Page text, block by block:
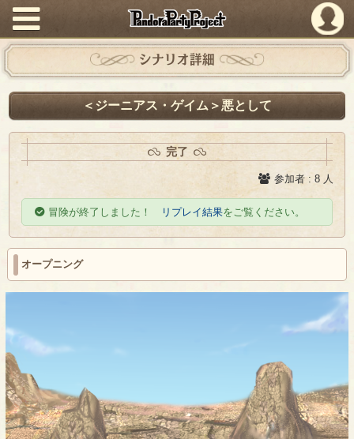
PandoraPartyProject
シナリオ詳細
＜ジーニアス・ゲイム＞悪として
完了
参加者 : 8 人
冒険が終了しました！ リプレイ結果をご覧ください。
オープニング